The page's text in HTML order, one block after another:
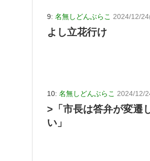
9: 名無しどんぶらこ 2024/12/
よし立花行け
10: 名無しどんぶらこ 2024/12/
>「市長は答弁が変遷
い」